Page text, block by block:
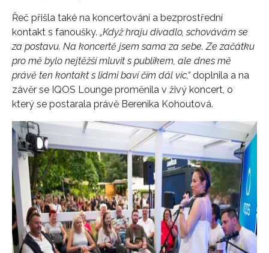
Řeč přišla také na koncertování a bezprostřední
kontakt s fanoušky. „Když hraju divadlo, schovávám se
za postavu. Na koncertě jsem sama za sebe. Ze začátku
pro mě bylo nejtěžší mluvit s publikem, ale dnes mě
právě ten kontakt s lidmi baví čím dál víc,“ doplnila a na
závěr se IQOS Lounge proměnila v živý koncert, o
který se postarala právě Berenika Kohoutová.